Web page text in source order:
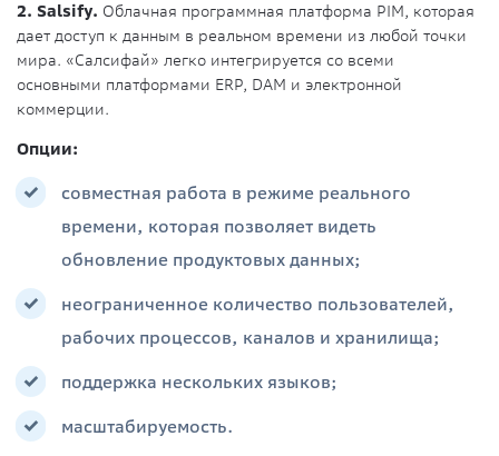
2. Salsify. Облачная программная платформа PIM, которая
дает доступ к данным в реальном времени из любой точки
мира. «Салсифай» легко интегрируется со всеми
основными платформами ERP, DAM и электронной
коммерции.
Опции:
совместная работа в режиме реального
времени, которая позволяет видеть
обновление продуктовых данных;
неограниченное количество пользователей,
рабочих процессов, каналов и хранилища;
поддержка нескольких языков;
масштабируемость.